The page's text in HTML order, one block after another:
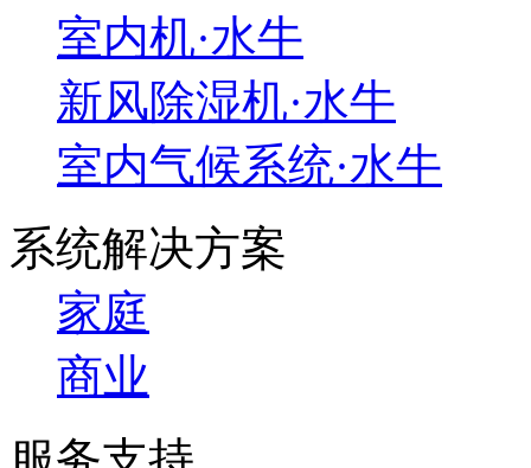
室内机·水牛
新风除湿机·水牛
室内气候系统·水牛
系统解决方案
家庭
商业